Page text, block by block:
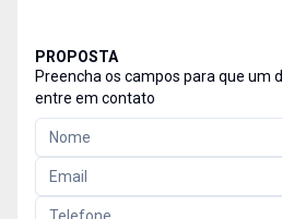
PROPOSTA
Preencha os campos para que um
entre em contato